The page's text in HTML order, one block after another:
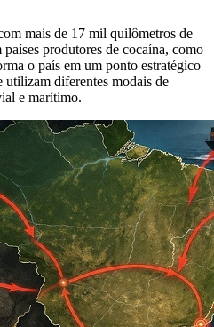
mais de 17 mil quilômetros de
produtores de cocaína, como
o país em um ponto estratégico
utilizam diferentes modais de
e marítimo.